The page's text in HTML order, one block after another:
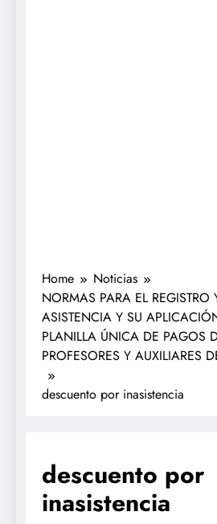
Home
Noticias
NORMAS PARA EL REGISTRO
ASISTENCIA Y SU
PLANILLA ÚNICA DE PAGOS
PROFESORES Y AUXILIARES
descuento por inasistencia
descuento por
inasistencia